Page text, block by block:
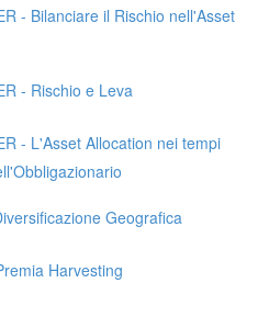
- Bilanciare il Rischio nell'Asset
- Rischio e Leva
- L'Asset Allocation nei tempi
Geografica
Harvesting